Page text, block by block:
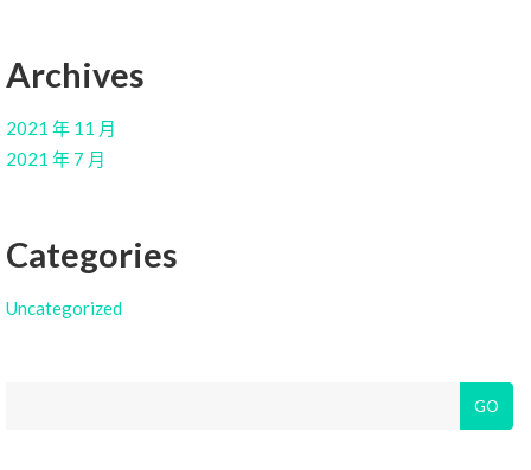
Archives
2021 年 11 月
2021 年 7 月
Categories
Uncategorized
GO